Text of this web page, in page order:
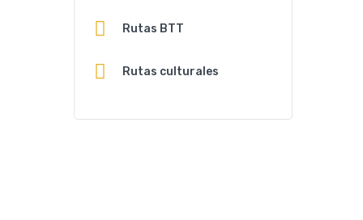
Rutas BTT
Rutas culturales